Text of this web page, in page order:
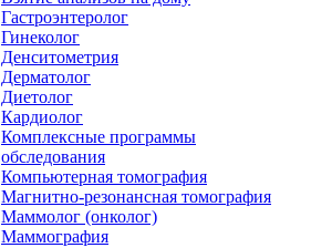
Гастроэнтеролог
Гинеколог
Денситометрия
Дерматолог
Диетолог
Кардиолог
Комплексные программы
обследования
Компьютерная томография
Магнитно-резонансная томография
Маммолог (онколог)
Маммография